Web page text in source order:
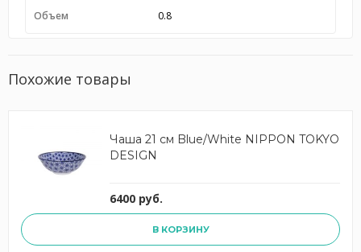
Объем 0.8
Похожие товары
Чаша 21 см Blue/White NIPPON TOKYO
DESIGN
6400 руб.
В КОРЗИНУ